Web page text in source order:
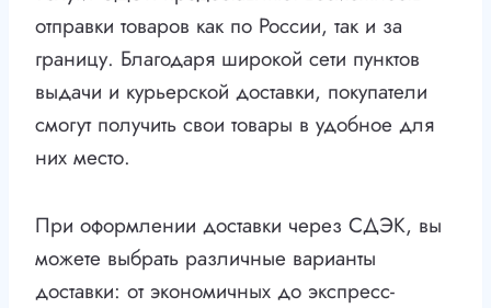
отправки товаров как по России, так и за
границу. Благодаря широкой сети пунктов
выдачи и курьерской доставки, покупатели
смогут получить свои товары в удобное для
них место.
При оформлении доставки через СДЭК, вы
можете выбрать различные варианты
доставки: от экономичных до экспресс-